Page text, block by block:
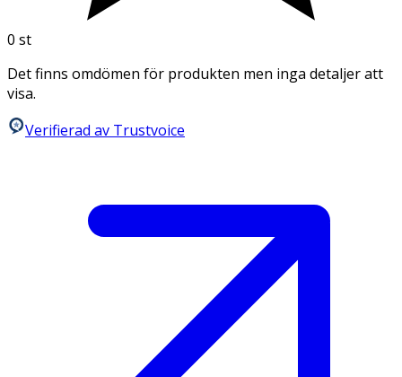
0 st
Det finns omdömen för produkten men inga detaljer att
visa.
Verifierad av Trustvoice